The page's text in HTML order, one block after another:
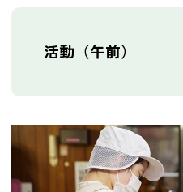
活動（午前）